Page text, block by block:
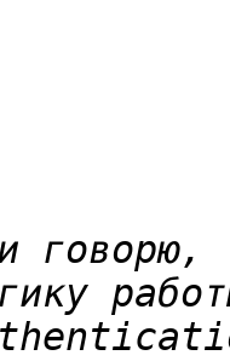
говорю,